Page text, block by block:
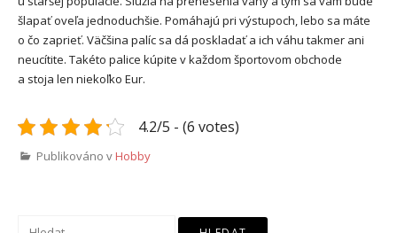
šlapať oveľa jednoduchšie. Pomáhajú pri výstupoch, lebo sa máte
o čo zaprieť. Väčšina palíc sa dá poskladať a ich váhu takmer ani
neucítite. Takéto palice kúpite v každom športovom obchode
a stoja len niekoľko Eur.
4.2/5 - (6 votes)
Publikováno vHobby
Vyhledávání